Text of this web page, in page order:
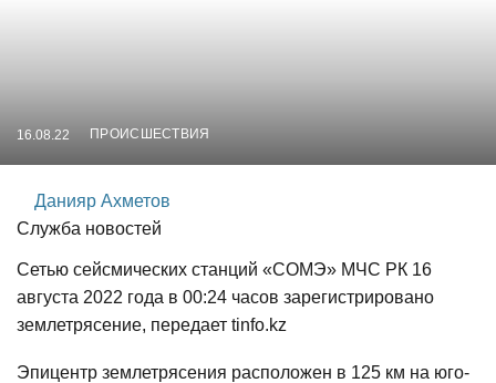
16.08.22 ПРОИСШЕСТВИЯ
Данияр Ахметов
Служба новостей
Сетью сейсмических станций «СОМЭ» МЧС РК 16
августа 2022 года в 00:24 часов зарегистрировано
землетрясение, передает tinfo.kz
Эпицентр землетрясения расположен в 125 км на юго-